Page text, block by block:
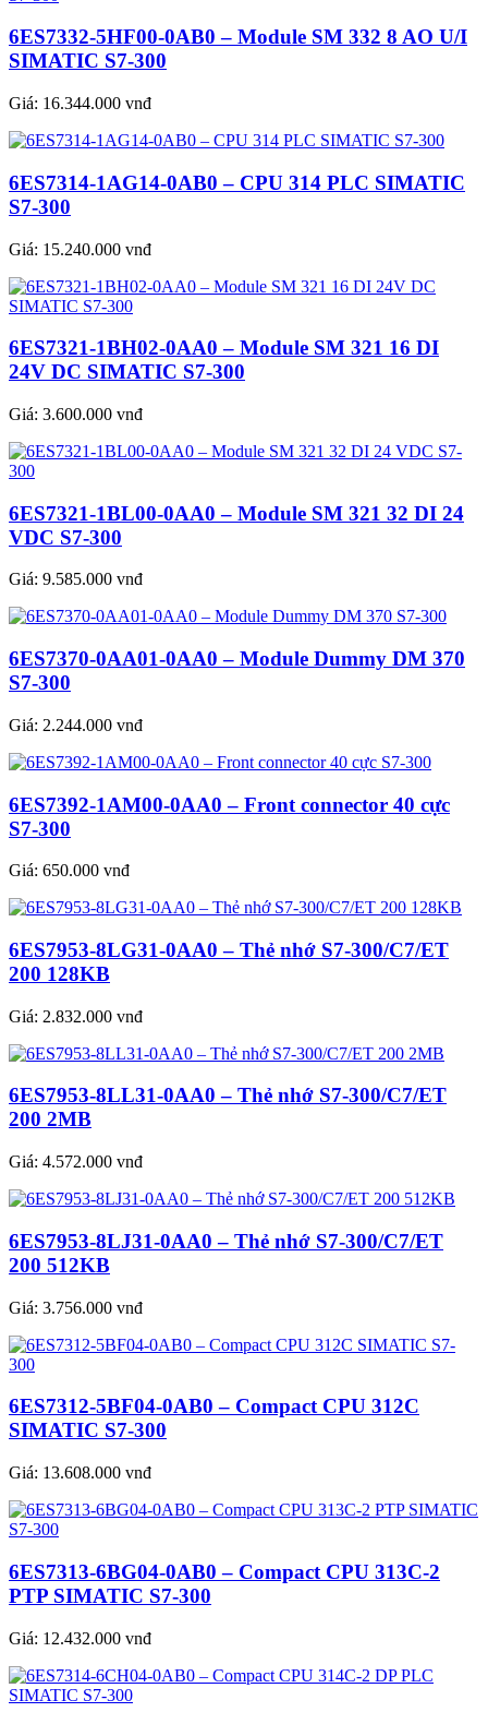
6ES7332-5HF00-0AB0 – Module SM 332 8 AO U/I
SIMATIC S7-300
Giá: 16.344.000 vnđ
6ES7314-1AG14-0AB0 – CPU 314 PLC SIMATIC
S7-300
Giá: 15.240.000 vnđ
6ES7321-1BH02-0AA0 – Module SM 321 16 DI
24V DC SIMATIC S7-300
Giá: 3.600.000 vnđ
6ES7321-1BL00-0AA0 – Module SM 321 32 DI 24
VDC S7-300
Giá: 9.585.000 vnđ
6ES7370-0AA01-0AA0 – Module Dummy DM 370
S7-300
Giá: 2.244.000 vnđ
6ES7392-1AM00-0AA0 – Front connector 40 cực
S7-300
Giá: 650.000 vnđ
6ES7953-8LG31-0AA0 – Thẻ nhớ S7-300/C7/ET
200 128KB
Giá: 2.832.000 vnđ
6ES7953-8LL31-0AA0 – Thẻ nhớ S7-300/C7/ET
200 2MB
Giá: 4.572.000 vnđ
6ES7953-8LJ31-0AA0 – Thẻ nhớ S7-300/C7/ET
200 512KB
Giá: 3.756.000 vnđ
6ES7312-5BF04-0AB0 – Compact CPU 312C
SIMATIC S7-300
Giá: 13.608.000 vnđ
6ES7313-6BG04-0AB0 – Compact CPU 313C-2
PTP SIMATIC S7-300
Giá: 12.432.000 vnđ